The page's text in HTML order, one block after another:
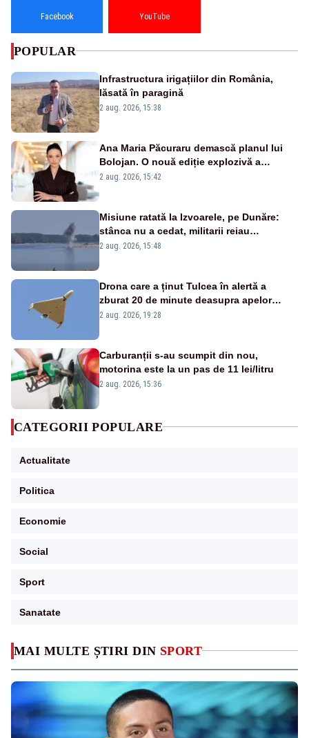
MAI MULTE ȘTIRI DIN SPORT
Facebook YouTube
POPULAR
Infrastructura irigațiilor din România,
lăsată în paragină
2 aug. 2026, 15:38
Ana Maria Păcuraru demască planul lui
Bolojan. O nouă ediție explozivă a
emisiunii „Miza Zilei” la Realitatea PLUS
2 aug. 2026, 15:42
Misiune ratată la Izvoarele, pe Dunăre:
stânca nu a cedat, militarii reiau
detonările luni – VIDEO
2 aug. 2026, 15:48
Drona care a ținut Tulcea în alertă a
zburat 20 de minute deasupra apelor
României. Au fost ridicate două F-16
2 aug. 2026, 19:28
Carburanții s-au scumpit din nou,
motorina este la un pas de 11 lei/litru
2 aug. 2026, 15:36
CATEGORII POPULARE
Actualitate
Politica
Economie
Social
Sport
Sanatate